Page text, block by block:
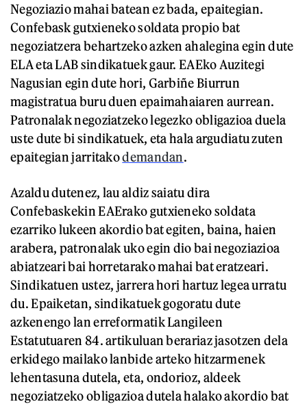
Negoziazio mahai batean ez bada, epaitegian.
Confebask gutxieneko soldata propio bat
negoziatzera behartzeko azken ahalegina egin dute
ELA eta LAB sindikatuek gaur. EAEko Auzitegi
Nagusian egin dute hori, Garbiñe Biurrun
magistratua buru duen epaimahaiaren aurrean.
Patronalak negoziatzeko legezko obligazioa duela
uste dute bi sindikatuek, eta hala argudiatu zuten
epaitegian jarritakodemandan.
Azaldu dutenez, lau aldiz saiatu dira
Confebaskekin EAErako gutxieneko soldata
ezarriko lukeen akordio bat egiten, baina, haien
arabera, patronalak uko egin dio bai negoziazioa
abiatzeari bai horretarako mahai bat eratzeari.
Sindikatuen ustez, jarrera hori hartuz legea urratu
du. Epaiketan, sindikatuek gogoratu dute
azkenengo lan erreformatik Langileen
Estatutuaren 84. artikuluan berariaz jasotzen dela
erkidego mailako lanbide arteko hitzarmenek
lehentasuna dutela, eta, ondorioz, aldeek
negoziatzeko obligazioa dutela halako akordio bat